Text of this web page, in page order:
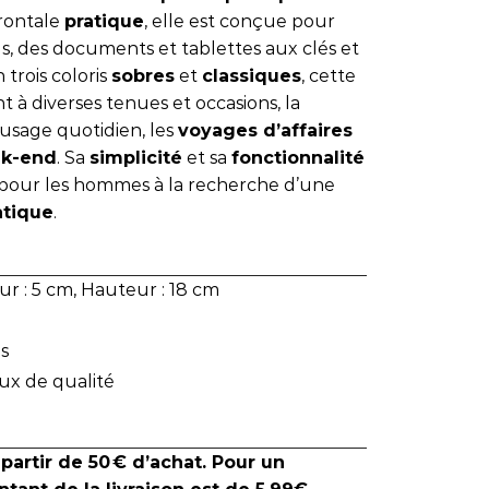
pratique, elle est conçue pour
des documents et tablettes aux clés et
trois coloris sobres et classiques, cette
à diverses tenues et occasions, la
quotidien, les voyages d’affaires
end . Sa simplicité et sa fonctionnalité
les hommes à la recherche d’une
.
: 5 cm, Hauteur : 18 cm
de qualité
de 50 € d’achat. Pour un